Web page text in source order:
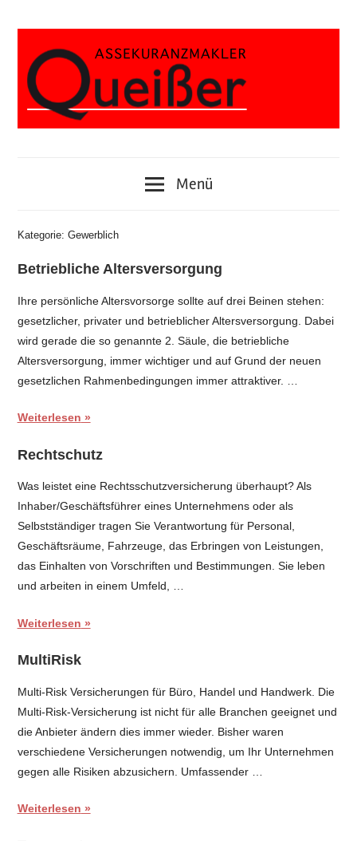
Inhalt
Queißer
Menü
Kategorie: Gewerblich
Betriebliche Altersversorgung
Ihre persönliche Altersvorsorge sollte auf drei Beinen stehen:
gesetzlicher, privater und betrieblicher Altersversorgung. Dabei
wird gerade die so genannte 2. Säule, die betriebliche
Altersversorgung, immer wichtiger und auf Grund der neuen
gesetzlichen Rahmenbedingungen immer attraktiver. …
Weiterlesen
Rechtschutz
Was leistet eine Rechtsschutzversicherung überhaupt? Als
Inhaber/Geschäftsführer eines Unternehmens oder als
Selbstständiger tragen Sie Verantwortung für Personal,
Geschäftsräume, Fahrzeuge, das Erbringen von Leistungen,
das Einhalten von Vorschriften und Bestimmungen. Sie leben
und arbeiten in einem Umfeld, …
Weiterlesen
MultiRisk
Multi-Risk Versicherungen für Büro, Handel und Handwerk. Die
Multi-Risk-Versicherung ist nicht für alle Branchen geeignet und
die Anbieter ändern dies immer wieder. Bisher waren
verschiedene Versicherungen notwendig, um Ihr Unternehmen
gegen alle Risiken abzusichern. Umfassender …
Weiterlesen